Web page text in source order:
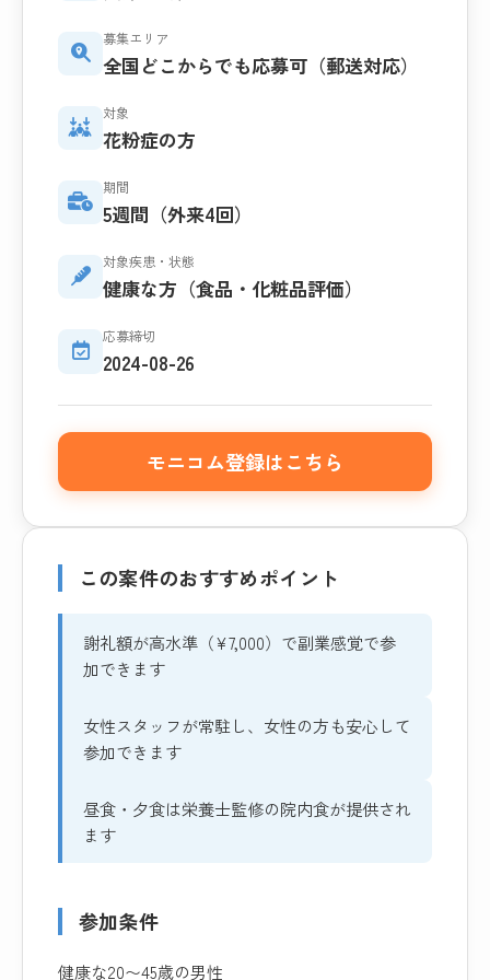
募集エリア
全国どこからでも応募可（郵送対応）
対象
花粉症の方
期間
5週間（外来4回）
対象疾患・状態
健康な方（食品・化粧品評価）
応募締切
2024-08-26
モニコム登録はこちら
この案件のおすすめポイント
謝礼額が高水準（¥7,000）で副業感覚で参
加できます
女性スタッフが常駐し、女性の方も安心して
参加できます
昼食・夕食は栄養士監修の院内食が提供され
ます
参加条件
健康な20〜45歳の男性